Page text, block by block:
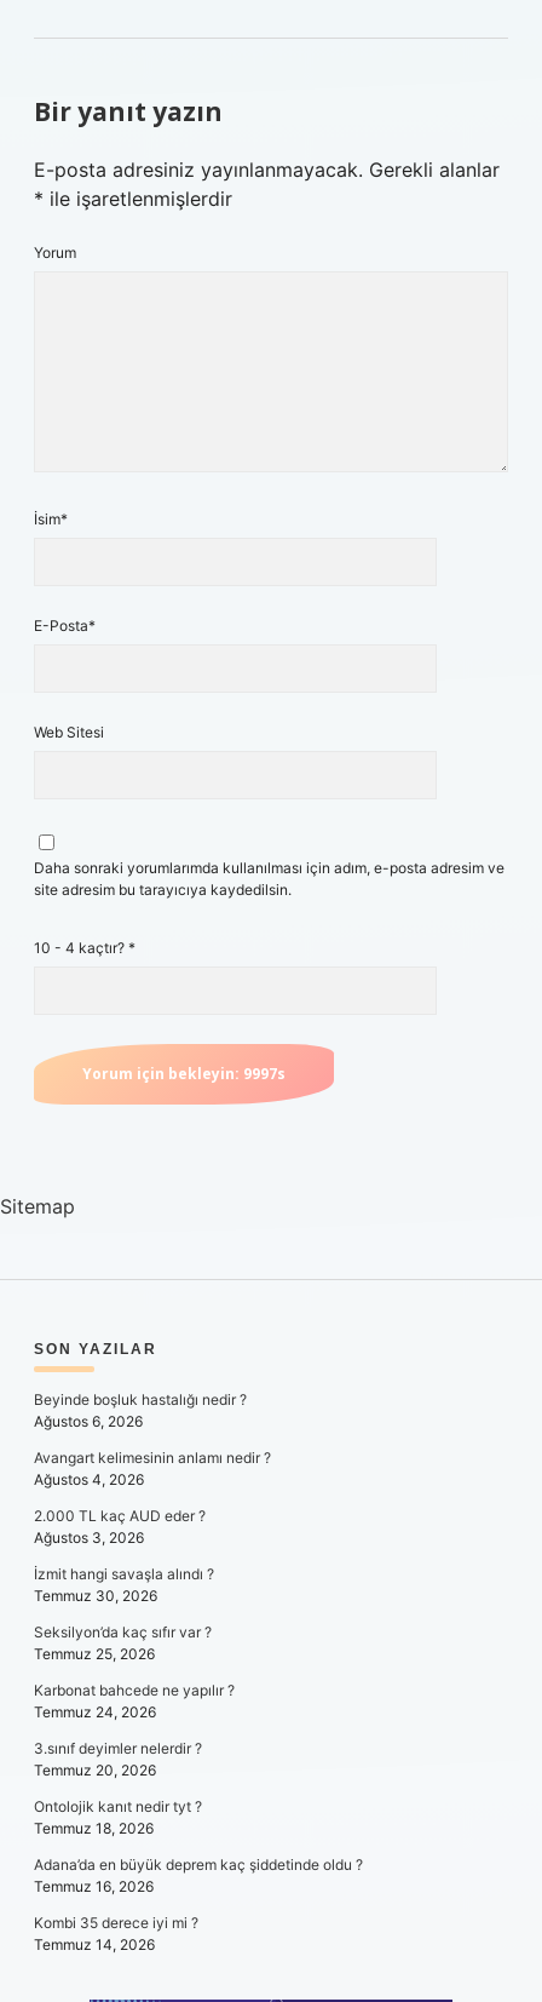
Bir yanıt yazın
E-posta adresiniz yayınlanmayacak. Gerekli alanlar
* ile işaretlenmişlerdir
Yorum
İsim*
E-Posta*
Web Sitesi
Daha sonraki yorumlarımda kullanılması için adım, e-posta adresim ve
site adresim bu tarayıcıya kaydedilsin.
10 - 4 kaçtır? *
Sitemap
SIDEBAR
SON YAZILAR
Beyinde boşluk hastalığı nedir ?
Ağustos 6, 2026
Avangart kelimesinin anlamı nedir ?
Ağustos 4, 2026
2.000 TL kaç AUD eder ?
Ağustos 3, 2026
İzmit hangi savaşla alındı ?
Temmuz 30, 2026
Seksilyon’da kaç sıfır var ?
Temmuz 25, 2026
Karbonat bahcede ne yapılır ?
Temmuz 24, 2026
3.sınıf deyimler nelerdir ?
Temmuz 20, 2026
Ontolojik kanıt nedir tyt ?
Temmuz 18, 2026
Adana’da en büyük deprem kaç şiddetinde oldu ?
Temmuz 16, 2026
Kombi 35 derece iyi mi ?
Temmuz 14, 2026